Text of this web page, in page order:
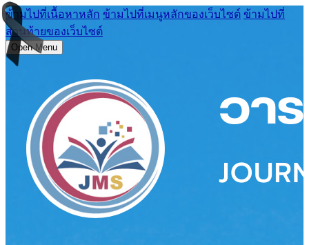
ข้ามไปที่เนื้อหาหลัก ข้ามไปที่เมนูหลักของเว็บไซต์ ข้ามไปที่
ส่วนท้ายของเว็บไซต์
Open Menu